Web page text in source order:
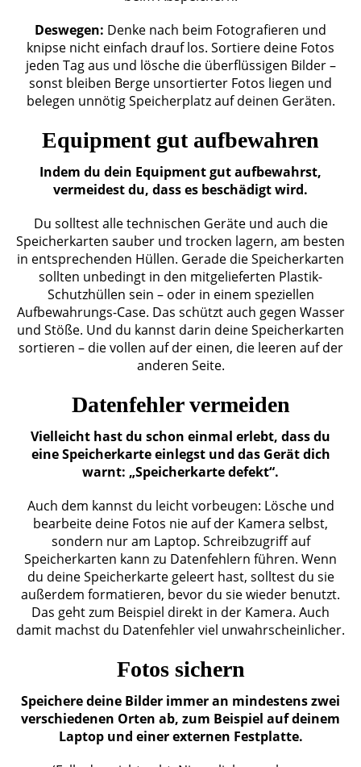
Deswegen: Denke nach beim Fotografieren und
knipse nicht einfach drauf los. Sortiere deine Fotos
jeden Tag aus und lösche die überflüssigen Bilder –
sonst bleiben Berge unsortierter Fotos liegen und
belegen unnötig Speicherplatz auf deinen Geräten.
Equipment gut aufbewahren
Indem du dein Equipment gut aufbewahrst,
vermeidest du, dass es beschädigt wird.
Du solltest alle technischen Geräte und auch die
Speicherkarten sauber und trocken lagern, am besten
in entsprechenden Hüllen. Gerade die Speicherkarten
sollten unbedingt in den mitgelieferten Plastik-
Schutzhüllen sein – oder in einem speziellen
Aufbewahrungs-Case. Das schützt auch gegen Wasser
und Stöße. Und du kannst darin deine Speicherkarten
sortieren – die vollen auf der einen, die leeren auf der
anderen Seite.
Datenfehler vermeiden
Vielleicht hast du schon einmal erlebt, dass du
eine Speicherkarte einlegst und das Gerät dich
warnt: „Speicherkarte defekt“.
Auch dem kannst du leicht vorbeugen: Lösche und
bearbeite deine Fotos nie auf der Kamera selbst,
sondern nur am Laptop. Schreibzugriff auf
Speicherkarten kann zu Datenfehlern führen. Wenn
du deine Speicherkarte geleert hast, solltest du sie
außerdem formatieren, bevor du sie wieder benutzt.
Das geht zum Beispiel direkt in der Kamera. Auch
damit machst du Datenfehler viel unwahrscheinlicher.
Fotos sichern
Speichere deine Bilder immer an mindestens zwei
verschiedenen Orten ab, zum Beispiel auf deinem
Laptop und einer externen Festplatte.